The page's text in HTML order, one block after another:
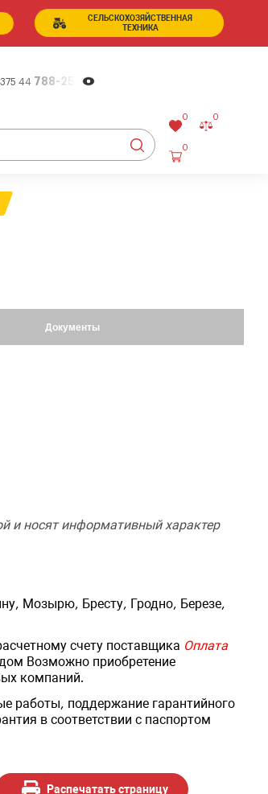
СЕЛЬСКОХОЗЯЙСТВЕННАЯ
ТЕХНИКА
44 788-25-99
0 0
0
Документы
и носят информативный характер
Мозырю, Бресту, Гродно, Березе,
счету поставщика Оплата
Возможно приобретение
компаний.
работы, поддержание гарантийного
в соответствии с паспортом
Распечатать страницу